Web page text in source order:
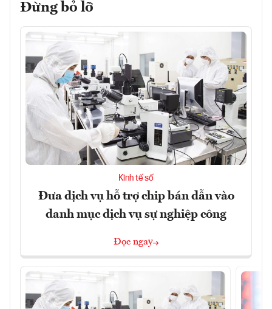
Đừng bỏ lỡ
Kinh tế số
Đưa dịch vụ hỗ trợ chip bán dẫn vào
danh mục dịch vụ sự nghiệp công
Đọc ngay